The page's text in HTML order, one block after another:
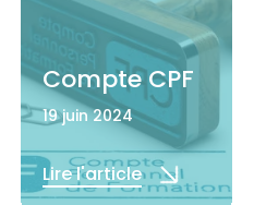
Compte CPF
19 juin 2024
Lire l'article